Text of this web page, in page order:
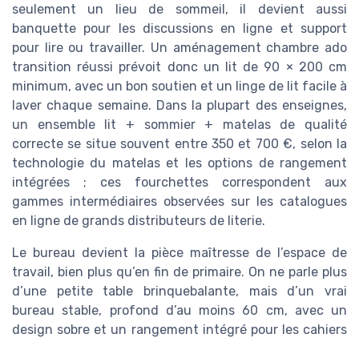
seulement un lieu de sommeil, il devient aussi
banquette pour les discussions en ligne et support
pour lire ou travailler. Un aménagement chambre ado
transition réussi prévoit donc un lit de 90 × 200 cm
minimum, avec un bon soutien et un linge de lit facile à
laver chaque semaine. Dans la plupart des enseignes,
un ensemble lit + sommier + matelas de qualité
correcte se situe souvent entre 350 et 700 €, selon la
technologie du matelas et les options de rangement
intégrées ; ces fourchettes correspondent aux
gammes intermédiaires observées sur les catalogues
en ligne de grands distributeurs de literie.
Le bureau devient la pièce maîtresse de l’espace de
travail, bien plus qu’en fin de primaire. On ne parle plus
d’une petite table brinquebalante, mais d’un vrai
bureau stable, profond d’au moins 60 cm, avec un
design sobre et un rangement intégré pour les cahiers